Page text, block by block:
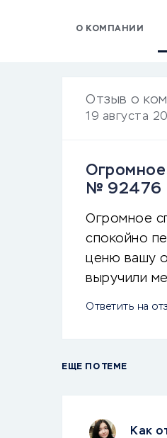
О КОМПАНИИ
Отзыв о
19 августа
№ 92476
Огромное
спокойно
ценю вашу
выручили
Ответить на
ЕЩЕ ПО ТЕМЕ
Как